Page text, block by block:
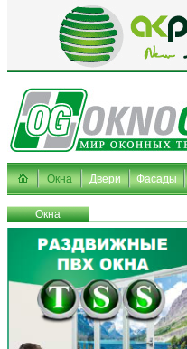
Окна Двери Фасады
Окна